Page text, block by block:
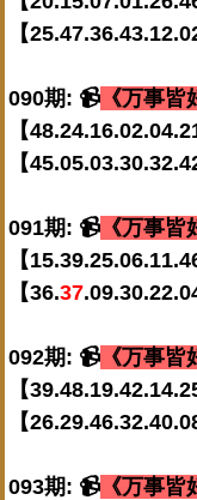
【
090期: 📹 《万事皆
【
【
091期: 📹 《万事皆
【
【36.37
092期: 📹 《万事皆
【
【
093期: 📹 《万事皆